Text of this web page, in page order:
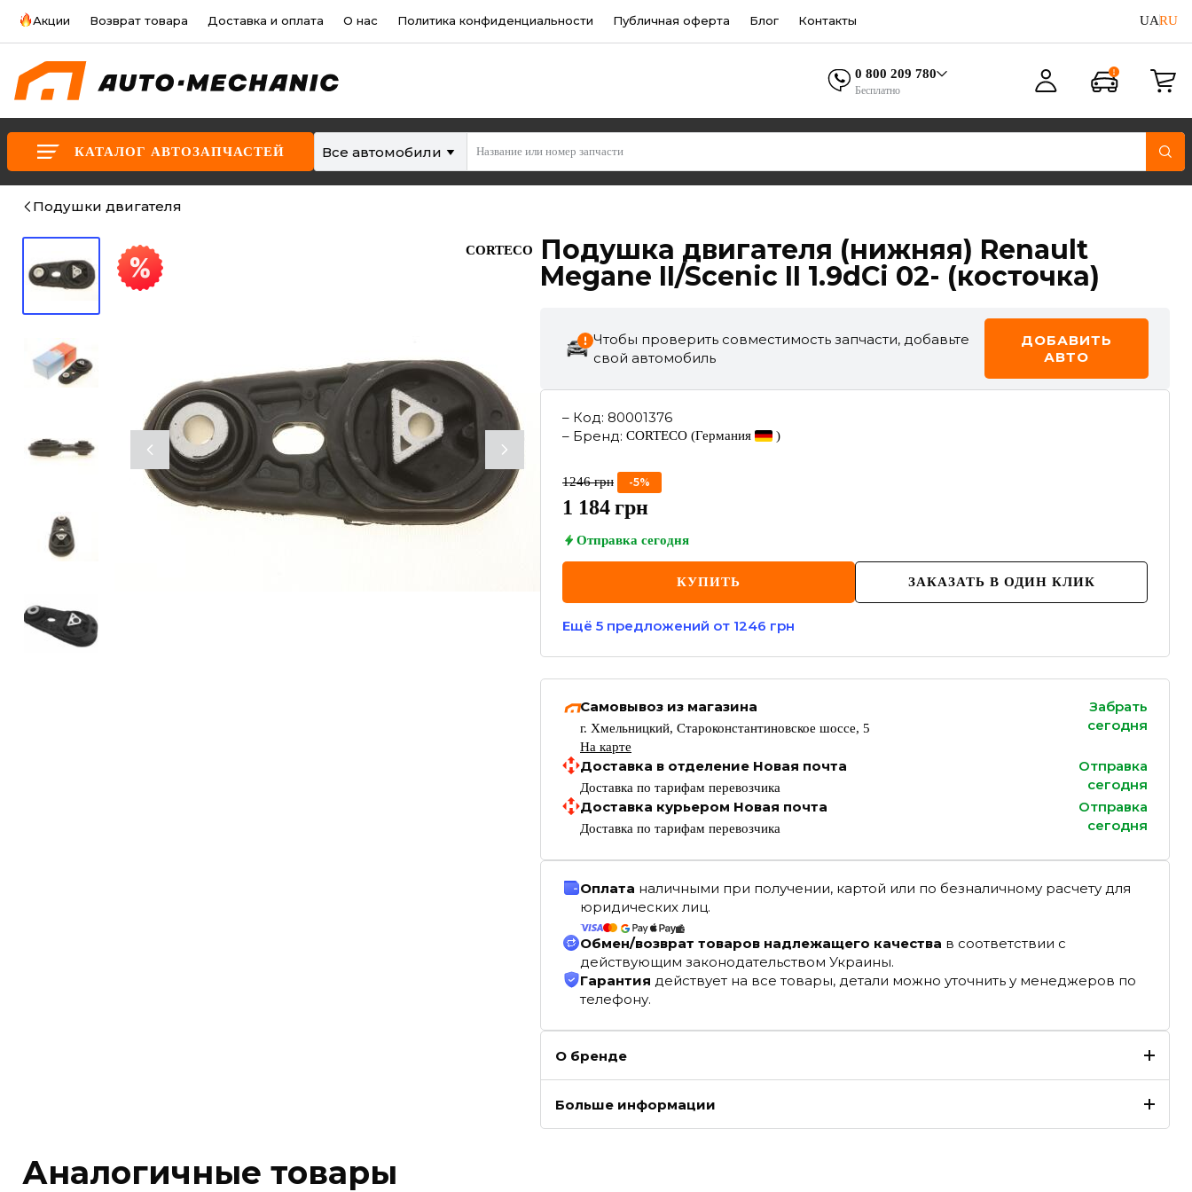
Акции Возврат товара Доставка и оплата О нас Политика конфиденциальности Публичная оферта Блог Контакты UARU
0 800 209 780
Бесплатно
КАТАЛОГ АВТОЗАПЧАСТЕЙ Все автомобили
Подушки двигателя
CORTECO
Подушка двигателя (нижняя) Renault
Megane II/Scenic II 1.9dCi 02- (косточка)
Чтобы проверить совместимость запчасти, добавьте
свой автомобиль
ДОБАВИТЬ
АВТО
– Код: 80001376
– Бренд: CORTECO (Германия )
1246 грн -5%
1 184грн
Отправка сегодня
КУПИТЬ ЗАКАЗАТЬ В ОДИН КЛИК
Ещё 5 предложений от 1246 грн
Самовывоз из магазина
г. Хмельницкий, Староконстантиновское шоссе, 5
На карте
Забрать
сегодня
Доставка в отделение Новая почта
Доставка по тарифам перевозчика
Отправка
сегодня
Доставка курьером Новая почта
Доставка по тарифам перевозчика
Отправка
сегодня
Оплата наличными при получении, картой или по безналичному расчету для
юридических лиц.
Обмен/возврат товаров надлежащего качества в соответствии с
действующим законодательством Украины.
Гарантия действует на все товары, детали можно уточнить у менеджеров по
телефону.
О бренде
Больше информации
Аналогичные товары